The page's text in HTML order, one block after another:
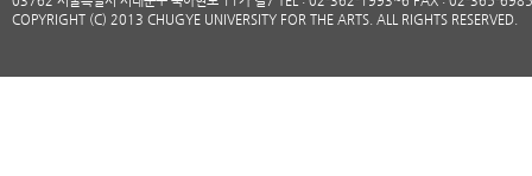
COPYRIGHT (C) 2013 CHUGYE UNIVERSITY FOR THE ARTS. ALL RIGHTS RESERVED.